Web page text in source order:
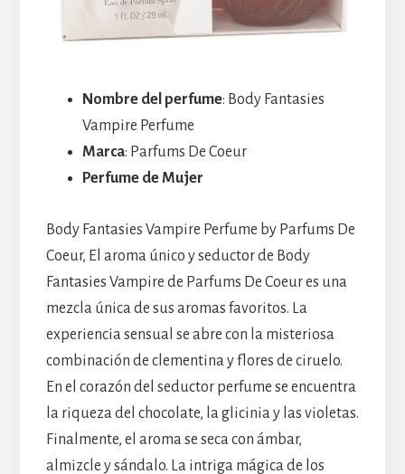
Nombre del perfume: Body Fantasies
Vampire Perfume
Marca: Parfums De Coeur
Perfume de Mujer
Body Fantasies Vampire Perfume by Parfums De
Coeur, El aroma único y seductor de Body
Fantasies Vampire de Parfums De Coeur es una
mezcla única de sus aromas favoritos. La
experiencia sensual se abre con la misteriosa
combinación de clementina y flores de ciruelo.
En el corazón del seductor perfume se encuentra
la riqueza del chocolate, la glicinia y las violetas.
Finalmente, el aroma se seca con ámbar,
almizcle y sándalo. La intriga mágica de los